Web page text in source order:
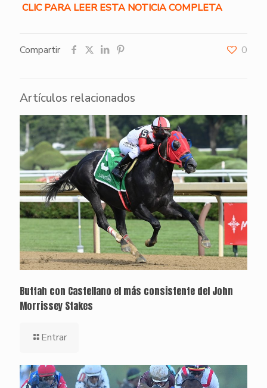
CLIC PARA LEER ESTA NOTICIA COMPLETA
Compartir 0
Artículos relacionados
Buttah con Castellano el más consistente del John
Morrissey Stakes
Entrar